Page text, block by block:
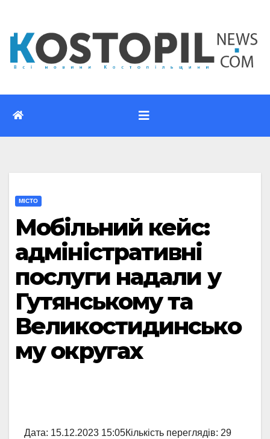
вмісту
МІСТО
Мобільний кейс:
адміністративні
послуги надали у
Гутянському та
Великостидинсько
му округах
Дата: 15.12.2023 15:05Кількість переглядів: 29